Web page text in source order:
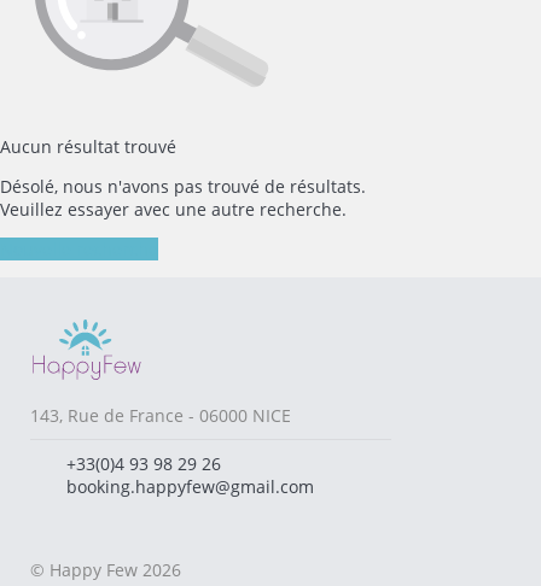
Aucun résultat trouvé
Désolé, nous n'avons pas trouvé de résultats.
Veuillez essayer avec une autre recherche.
143, Rue de France - 06000 NICE
+33(0)4 93 98 29 26
booking.happyfew@gmail.com
© Happy Few 2026